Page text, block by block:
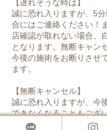
【遅れそうな時は】
誠に恐れ入りますが、5
合にはご連絡ください！
店確認が取れない場合、
となります。無断キャン
今後の施術をお断りさせ
ます。
【無断キャンセル】
誠に恐れ入りますが、今
できなくなることもござ
をご利用の場合はこちら